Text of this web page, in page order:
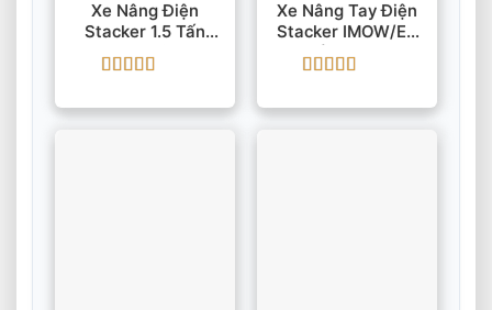
Xe Nâng Điện
Stacker 1.5 Tấn
DS4 Pin
Lithium/AGM Nâng
hạng55 sao
Xe Nâng Tay Điện
Stacker IMOW/EP
1.5 Tấn 6000 Mm
hạng55 sao